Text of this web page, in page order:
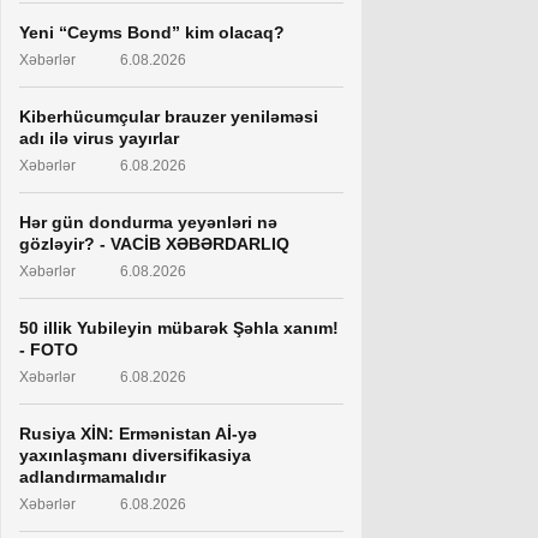
Yeni “Ceyms Bond” kim olacaq?
Xəbərlər 6.08.2026
Kiberhücumçular brauzer yeniləməsi
adı ilə virus yayırlar
Xəbərlər 6.08.2026
Hər gün dondurma yeyənləri nə
gözləyir? - VACİB XƏBƏRDARLIQ
Xəbərlər 6.08.2026
50 illik Yubileyin mübarək Şəhla xanım!
- FOTO
Xəbərlər 6.08.2026
Rusiya XİN: Ermənistan Aİ-yə
yaxınlaşmanı diversifikasiya
adlandırmamalıdır
Xəbərlər 6.08.2026